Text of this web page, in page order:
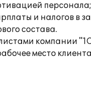
персонала;
и налогов в
состава.
компании
место